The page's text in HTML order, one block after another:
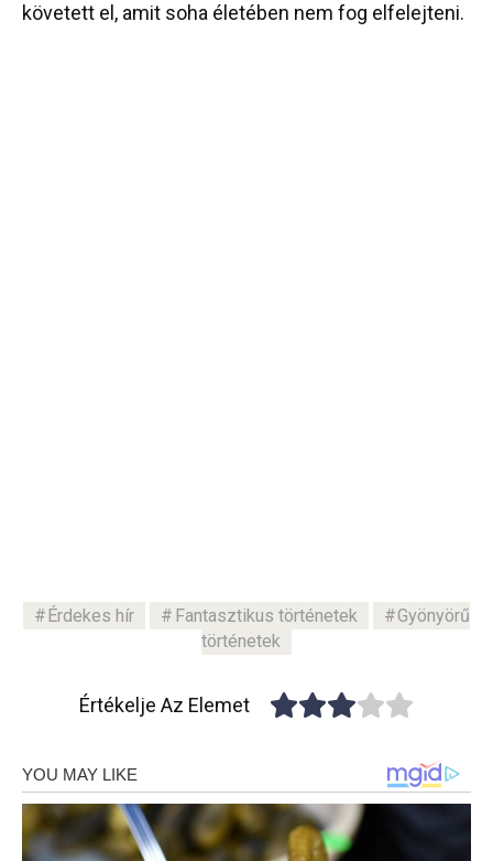
követett el, amit soha életében nem fog elfelejteni.
Érdekes hír Fantasztikus történetek
Gyönyörű
történetek
Értékelje Az Elemet